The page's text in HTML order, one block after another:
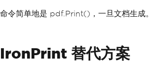
}
命令简单地是 pdf.Print()，一旦文档生成。
IronPrint 替代方案